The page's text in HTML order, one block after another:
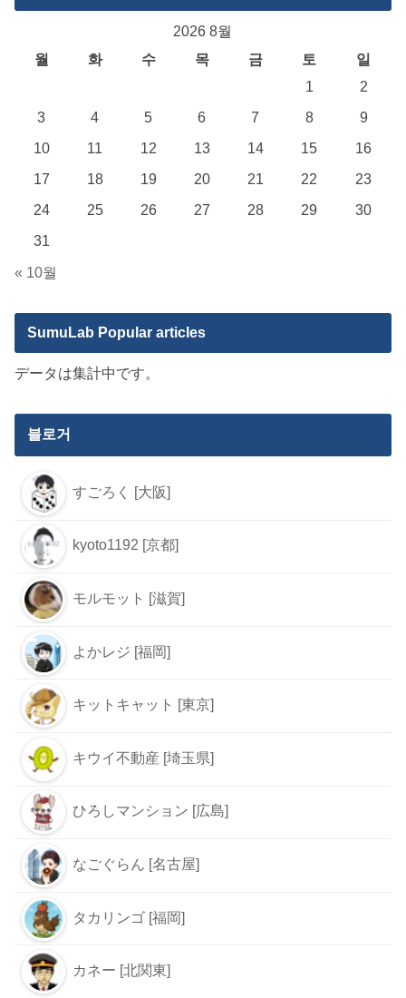
2026 8월
월
화 수 목 금 토
일
1
2
3
4 5 6 7 8
9
10
11 12 13 14 15
16
17
18 19 20 21 22
23
24
25 26 27 28 29
30
31
« 10월
SumuLab Popular articles
データは集計中です。
블로거
すごろく [大阪]
kyoto1192 [京都]
モルモット [滋賀]
よかレジ [福岡]
キットキャット [東京]
キウイ不動産 [埼玉県]
ひろしマンション [広島]
なごぐらん [名古屋]
タカリンゴ [福岡]
カネー [北関東]